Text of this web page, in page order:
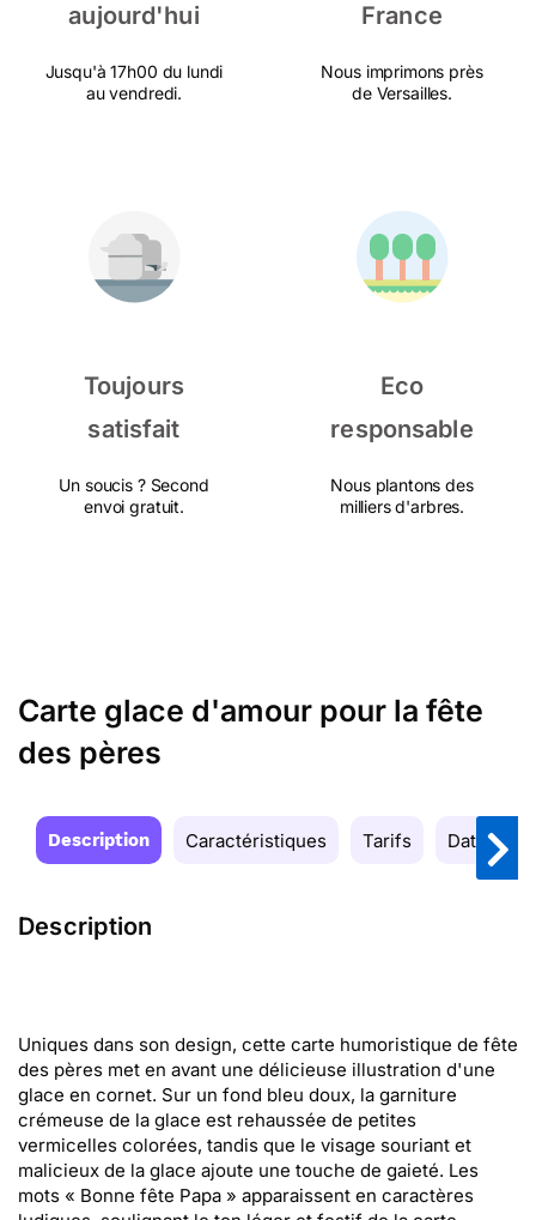
aujourd'hui
Jusqu'à 17h00 du lundi
au vendredi.
France
Nous imprimons près
de Versailles.
Toujours
satisfait
Un soucis ? Second
envoi gratuit.
Eco
responsable
Nous plantons des
milliers d'arbres.
Carte glace d'amour pour la fête
des pères
Description Caractéristiques Tarifs Date de
Description
Uniques dans son design, cette carte humoristique de fête
des pères met en avant une délicieuse illustration d'une
glace en cornet. Sur un fond bleu doux, la garniture
crémeuse de la glace est rehaussée de petites
vermicelles colorées, tandis que le visage souriant et
malicieux de la glace ajoute une touche de gaieté. Les
mots « Bonne fête Papa » apparaissent en caractères